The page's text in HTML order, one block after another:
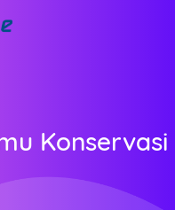
Konservasi